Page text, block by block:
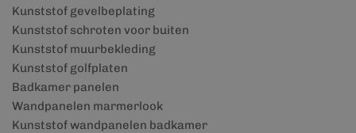
Kunststof gevelbeplating
Kunststof schroten voor buiten
Kunststof muurbekleding
Kunststof golfplaten
Badkamer panelen
Wandpanelen marmerlook
Kunststof wandpanelen badkamer